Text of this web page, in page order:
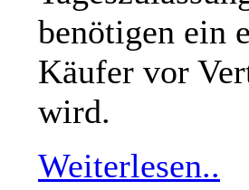
benötigen ein
Käufer vor
wird.
Weiterlesen..